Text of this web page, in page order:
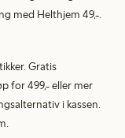
med Helthjem 49,-.
Gratis
for 499,- eller mer
i kassen.